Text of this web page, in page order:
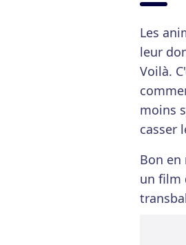
Les
leur
Voilà.
moins
casser
Bon
un film